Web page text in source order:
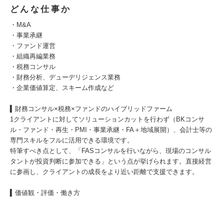
どんな仕事か
・M&A
・事業承継
・ファンド運営
・組織再編業務
・税務コンサル
・財務分析、デューデリジェンス業務
・企業価値算定、スキーム作成など
▍財務コンサル×税務×ファンドのハイブリッドファーム
1クライアントに対してソリューションカットを行わず（BKコンサ
ル・ファンド・再生・PMI・事業承継・FA＋地域展開）、会計士等の
専門スキルをフルに活用できる環境です。
特筆すべき点として、「FASコンサルを行いながら、現場のコンサル
タントが投資判断に参加できる」という点が挙げられます。直接経営
に参画し、クライアントの成⻑をより近い距離で支援できます。
▍価値観・評価・働き方